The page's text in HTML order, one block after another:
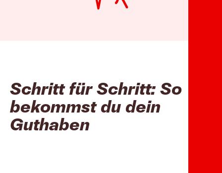
Schritt für Schritt: So
bekommst du dein
Guthaben